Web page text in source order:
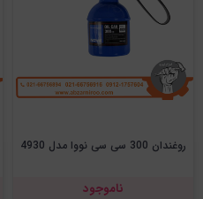
روغندان 300 سی سی نووا مدل 4930
ناموجود